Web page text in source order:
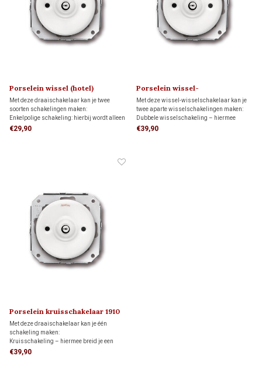
Porselein wissel (hotel)
schakelaar 1910
Met deze draaischakelaar kan je twee
soorten schakelingen maken:
Enkelpolige schakeling: hierbij wordt alleen
de stroomvoerende draad onderbroken.
€29,90
Porselein wissel-
wisselschakelaar 1910
Met deze wissel-wisselschakelaar kan je
twee aparte wisselschakelingen maken:
Dubbele wisselschakeling – hiermee
bedien je twee lampen onafhankelijk van
€39,90
Porselein kruisschakelaar 1910
Met deze draaischakelaar kan je één
schakeling maken:
Kruisschakeling – hiermee breid je een
wisselschakeling uit door samen met twee
€39,90